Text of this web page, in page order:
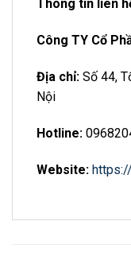
Thông tin liên
Công TY Cổ
Địa chỉ: Số 44,
Nội
Hotline:
Website: